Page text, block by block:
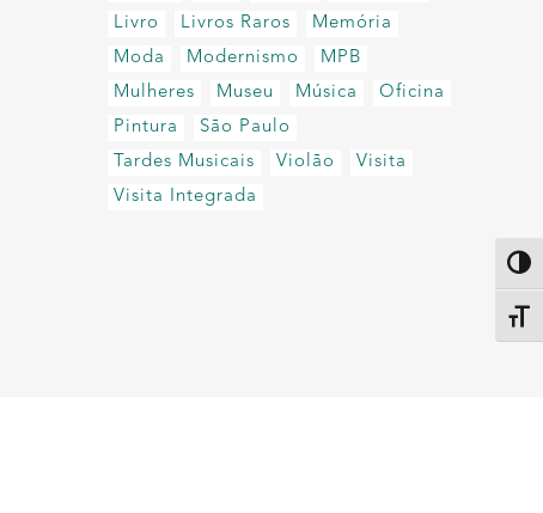
Livro
Livros Raros
Memória
Moda
Modernismo
MPB
Mulheres
Museu Música
Oficina
Pintura
São Paulo
Tardes Musicais
Violão
Visita
Visita Integrada